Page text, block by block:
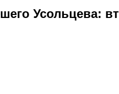
Усольцева: